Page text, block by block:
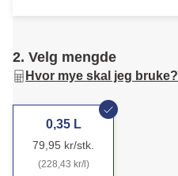
2. Velg mengde
Hvor mye skal jeg bruke?
0,35 L
79,95 kr/stk.
(228,43 kr/l)